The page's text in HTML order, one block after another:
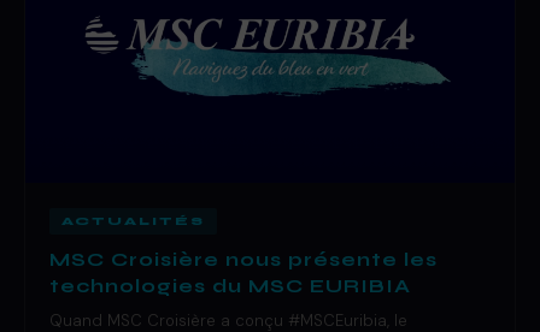
ACTUALITÉS
MSC Croisière nous présente les
technologies du MSC EURIBIA
Quand MSC Croisière a conçu #MSCEuribia, le